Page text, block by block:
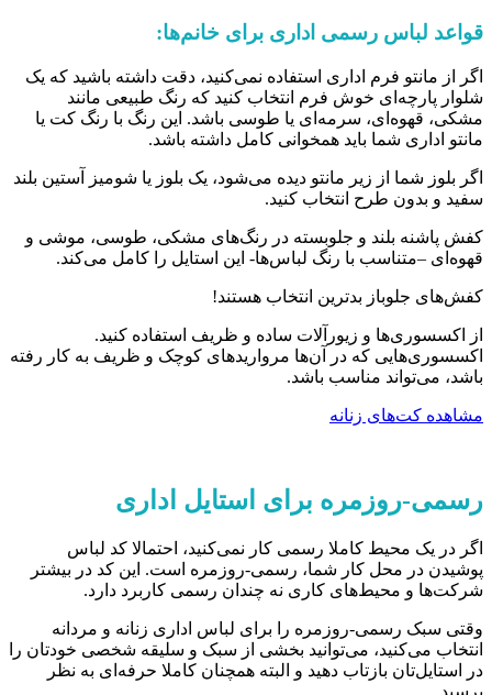
قواعد لباس رسمی اداری برای خانم‌ها:
اگر از مانتو فرم اداری استفاده نمی‌کنید، دقت داشته باشید که یک
شلوار پارچه‌ای خوش فرم انتخاب کنید که رنگ طبیعی مانند
مشکی، قهوه‌ای، سرمه‌ای یا طوسی باشد. این رنگ با رنگ کت یا
مانتو اداری شما باید همخوانی کامل داشته باشد.
اگر بلوز شما از زیر مانتو دیده می‌شود، یک بلوز یا شومیز آستین بلند
سفید و بدون طرح انتخاب کنید.
کفش پاشنه بلند و جلوبسته در رنگ‌های مشکی، طوسی، موشی و
قهوه‌ای –متناسب با رنگ لباس‌ها- این استایل را کامل می‌کند.
کفش‌های جلوباز بدترین انتخاب هستند!
از اکسسوری‌ها و زیورآلات ساده و ظریف استفاده کنید.
اکسسوری‌هایی که در آن‌ها مرواریدهای کوچک و ظریف به کار رفته
باشد، می‌تواند مناسب باشد.
مشاهده کت‌های زنانه
رسمی-روزمره برای استایل اداری
اگر در یک محیط کاملا رسمی کار نمی‌کنید، احتمالا کد لباس
پوشیدن در محل کار شما، رسمی-روزمره است. این کد در بیشتر
شرکت‌ها و محیط‌های کاری نه چندان رسمی کاربرد دارد.
وقتی سبک رسمی-روزمره را برای لباس اداری زنانه و مردانه
انتخاب می‌کنید، می‌توانید بخشی از سبک و سلیقه شخصی خودتان را
در استایل‌تان بازتاب دهید و البته همچنان کاملا حرفه‌ای به نظر
برسید.